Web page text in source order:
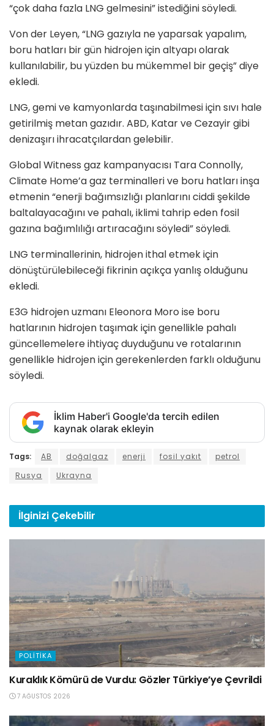
“çok daha fazla LNG gelmesini” istediğini söyledi.
Von der Leyen, “LNG gazıyla ne yaparsak yapalım,
boru hatları bir gün hidrojen için altyapı olarak
kullanılabilir, bu yüzden bu mükemmel bir geçiş” diye
ekledi.
LNG, gemi ve kamyonlarda taşınabilmesi için sıvı hale
getirilmiş metan gazıdır. ABD, Katar ve Cezayir gibi
denizaşırı ihracatçılardan gelebilir.
Global Witness gaz kampanyacısı Tara Connolly,
Climate Home’a gaz terminalleri ve boru hatları inşa
etmenin “enerji bağımsızlığı planlarını ciddi şekilde
baltalayacağını ve pahalı, iklimi tahrip eden fosil
gazına bağımlılığı artıracağını söyledi” söyledi.
LNG terminallerinin, hidrojen ithal etmek için
dönüştürülebileceği fikrinin açıkça yanlış olduğunu
ekledi.
E3G hidrojen uzmanı Eleonora Moro ise boru
hatlarının hidrojen taşımak için genellikle pahalı
güncellemelere ihtiyaç duyduğunu ve rotalarının
genellikle hidrojen için gerekenlerden farklı olduğunu
söyledi.
İklim Haber'i Google'da tercih edilen
kaynak olarak ekleyin
Tags: AB doğalgaz enerji fosil yakıt
petrol
Rusya
Ukrayna
İlginizi Çekebilir
POLITIKA
Kuraklık Kömürü de Vurdu: Gözler Türkiye’ye Çevrildi
7 AĞUSTOS 2026